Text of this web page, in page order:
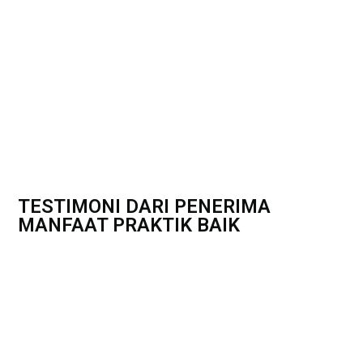
TESTIMONI DARI PENERIMA
MANFAAT PRAKTIK BAIK